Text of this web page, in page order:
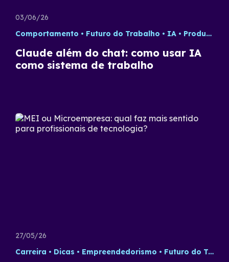
03/06/26
Comportamento
Futuro do Trabalho IA Produtividade
Claude além do chat: como usar IA
como sistema de trabalho
27/05/26
Carreira
Dicas Empreendedorismo Futuro do Trabalho